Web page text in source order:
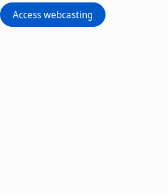
Access webcasting